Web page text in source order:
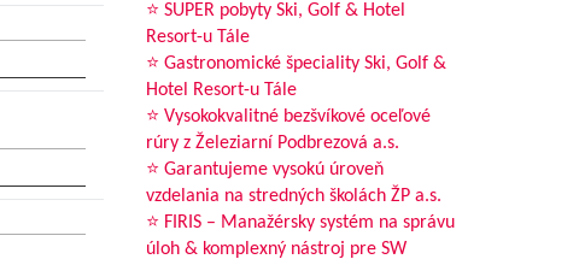
⭐ SUPER pobyty Ski, Golf & Hotel
Resort-u Tále
⭐ Gastronomické špeciality Ski, Golf &
Hotel Resort-u Tále
⭐ Vysokokvalitné bezšvíkové oceľové
rúry z Železiarní Podbrezová a.s.
⭐ Garantujeme vysokú úroveň
vzdelania na stredných školách ŽP a.s.
⭐ FIRIS – Manažérsky systém na správu
úloh & komplexný nástroj pre SW